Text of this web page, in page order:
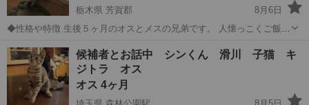
栃木県 芳賀郡
8月6日
◆性格や特徴 生後５ヶ月のオスとメスの兄弟です。 人懐っこくご飯も
と蚤取りをしてもらいます。 病院で診てもらいましたが、2匹とも毛
並みも良く健...
栃木 芳賀郡 猫
候補者とお話中 シンくん 滑川 子猫 キ
ジトラ オス
オス 4ヶ月